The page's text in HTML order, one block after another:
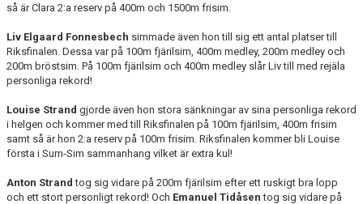
så är Clara 2:a reserv på 400m och 1500m frisim.
Liv Elgaard Fonnesbech simmade även hon till sig ett antal platser till
Riksfinalen. Dessa var på 100m fjärilsim, 400m medley, 200m medley och
200m bröstsim. På 100m fjärilsim och 400m medley slår Liv till med rejäla
personliga rekord!
Louise Strand gjorde även hon stora sänkningar av sina personliga rekord
i helgen och kommer med till Riksfinalen på 100m fjärilsim, 400m frisim
samt så är hon 2:a reserv på 100m frisim. Riksfinalen kommer bli Louise
första i Sum-Sim sammanhang vilket är extra kul!
Anton Strandtog sig vidare på 200m fjärilsim efter ett ruskigt bra lopp
och ett stort personligt rekord! Och Emanuel Tidåsen tog sig vidare på